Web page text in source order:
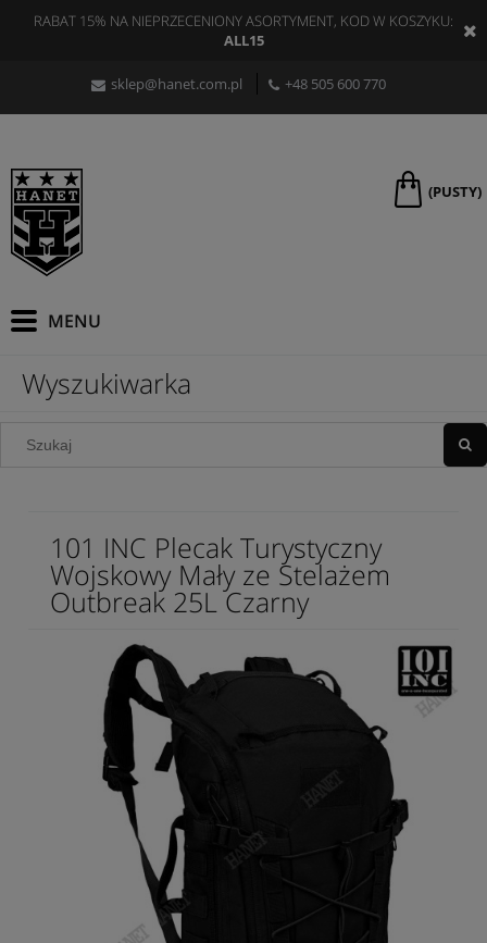
RABAT 15% NA NIEPRZECENIONY ASORTYMENT, KOD W KOSZYKU:
ALL15
sklep@hanet.com.pl +48 505 600 770
(PUSTY)
Wyszukiwarka
101 INC Plecak Turystyczny
Wojskowy Mały ze Stelażem
Outbreak 25L Czarny